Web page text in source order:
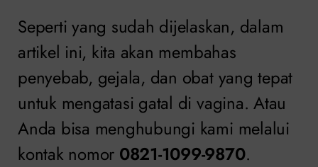
Seperti yang sudah dijelaskan, dalam
artikel ini, kita akan membahas
penyebab, gejala, dan obat yang tepat
untuk mengatasi gatal di vagina. Atau
Anda bisa menghubungi kami melalui
kontak nomor 0821-1099-9870.